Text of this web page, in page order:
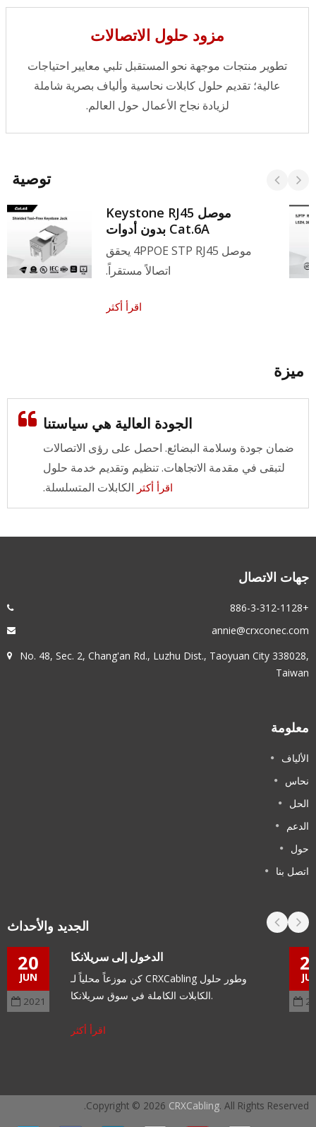
مزود حلول الاتصالات
تطوير منتجات موجهة نحو المستقبل تلبي معايير احتياجات
عالية؛ تقديم حلول كابلات نحاسية وألياف بصرية شاملة
لزيادة نجاح الأعمال حول العالم.
توصية
موصل Keystone RJ45
Cat.6A بدون أدوات
موصل 4PPOE STP RJ45 يحقق
اتصالاً مستقراً.
اقرأ أكثر
ميزة
الجودة العالية هي سياستنا
ضمان جودة وسلامة البضائع. احصل على رؤى الاتصالات
لتبقى في مقدمة الاتجاهات. تنظيم وتقديم خدمة حلول
الكابلات المتسلسلة. اقرأ أكثر
جهات الاتصال
+886-3-312-1128
annie@crxconec.com
No. 48, Sec. 2, Chang'an Rd., Luzhu Dist., Taoyuan City 338028,
Taiwan
معلومة
الألياف
نحاس
الحل
الدعم
حول
اتصل بنا
الجديد والأحداث
20
JUN
2021
الدخول إلى سريلانكا
كن موزعاً محلياً لـ CRXCabling وطور حلول
الكابلات الكاملة في سوق سريلانكا.
اقرأ أكثر
Copyright © 2026 CRXCabling. All Rights Reserved.